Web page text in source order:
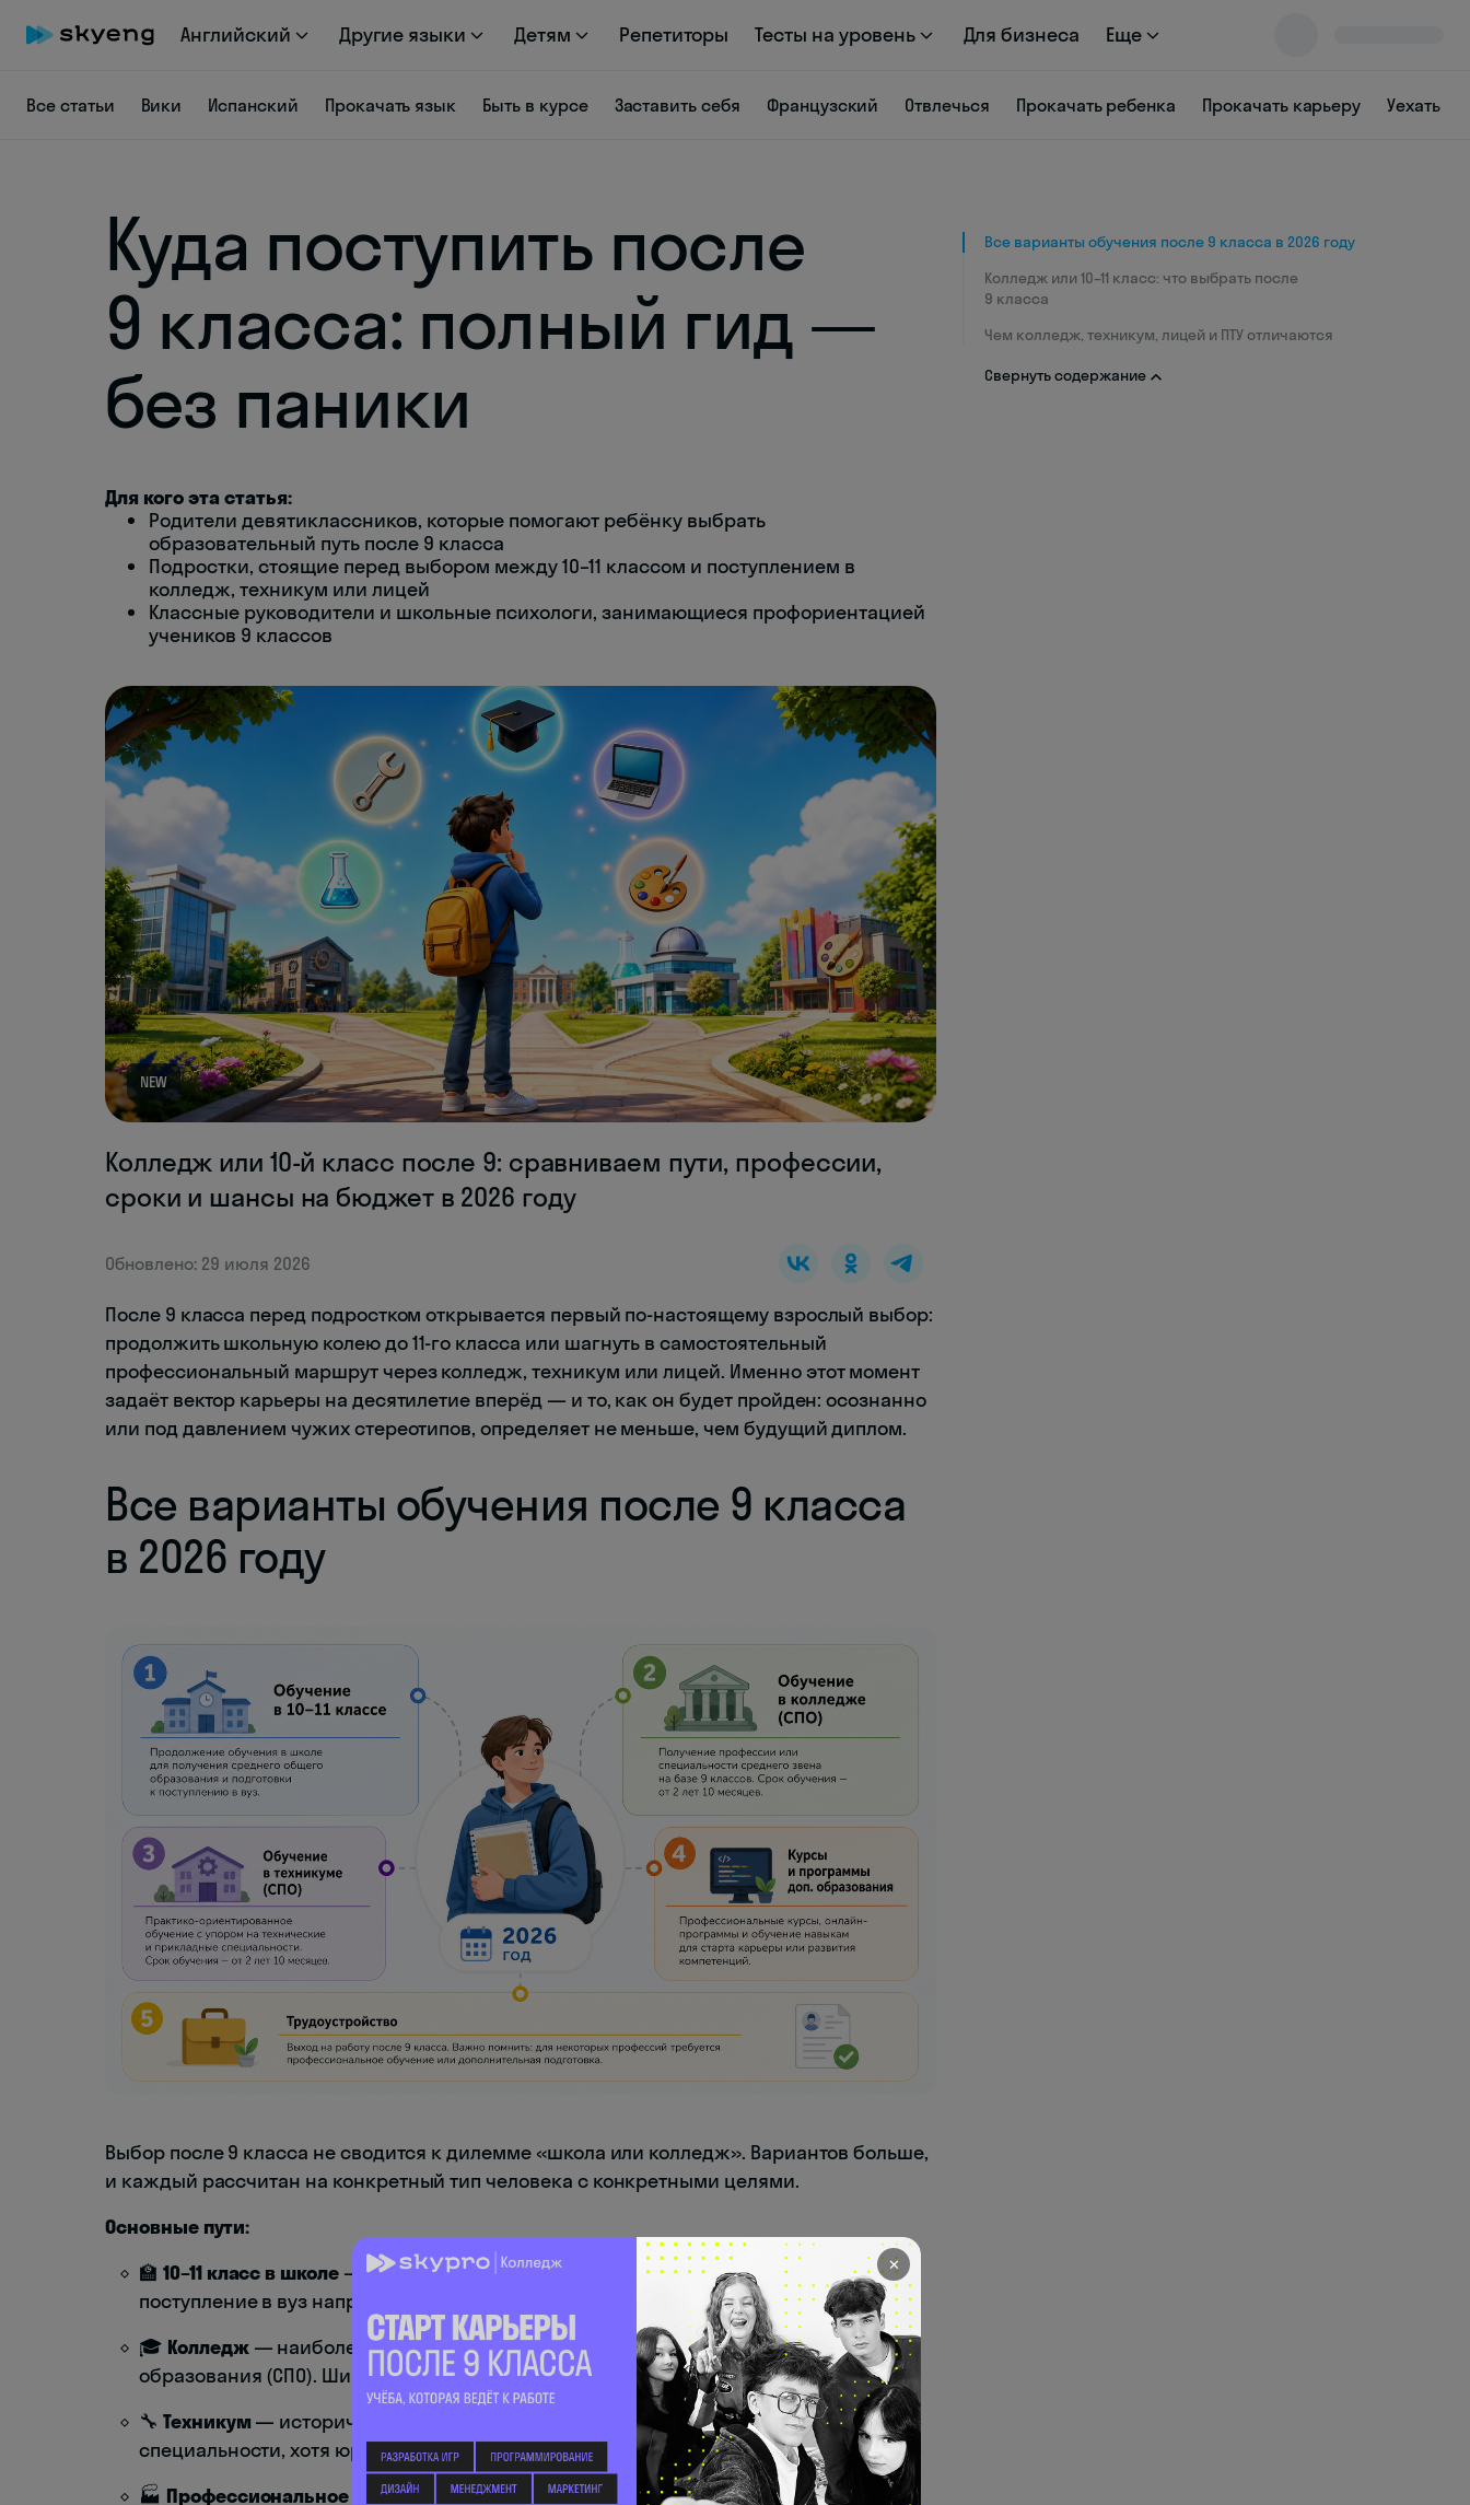
Английский Другие языки Детям Репетиторы Тесты на уровень Для бизнеса Еще
Все статьи Вики Испанский Прокачать язык Быть в курсе Заставить себя Французский Отвлечься Прокачать ребенка Прокачать карьеру Уехать
Куда поступить после
9 класса: полный гид —
без паники
Для кого эта статья:
Родители девятиклассников, которые помогают ребёнку выбрать
образовательный путь после 9 класса
Подростки, стоящие перед выбором между 10–11 классом и поступлением в
колледж, техникум или лицей
Классные руководители и школьные психологи, занимающиеся профориентацией
учеников 9 классов
NEW
Колледж или 10‑й класс после 9: сравниваем пути, профессии,
сроки и шансы на бюджет в 2026 году
Обновлено: 29 июля 2026
После 9 класса перед подростком открывается первый по-настоящему взрослый выбор:
продолжить школьную колею до 11-го класса или шагнуть в самостоятельный
профессиональный маршрут через колледж, техникум или лицей. Именно этот момент
задаёт вектор карьеры на десятилетие вперёд — и то, как он будет пройден: осознанно
или под давлением чужих стереотипов, определяет не меньше, чем будущий диплом.
Все варианты обучения после 9 класса
в 2026 году
Выбор после 9 класса не сводится к дилемме «школа или колледж». Вариантов больше,
и каждый рассчитан на конкретный тип человека с конкретными целями.
Основные пути:
🏫 10–11 класс в школе— продолжение общего образования с прицелом на ЕГЭ и
поступление в вуз напрямую.
🎓 Колледж— наиболее распространённый формат среднего профессионального
образования (СПО). Широкий спектр направлений: от IT до медицины и дизайна.
🔧 Техникум — исторически ориентирован на технические и инженерные
специальности, хотя юридически равнозначен колледжу.
🏭 Профессиональное училище (ПТУ / лицей)— готовит по рабочим
Все варианты обучения после 9 класса в 2026 году
Колледж или 10–11 класс: что выбрать после
9 класса
Чем колледж, техникум, лицей и ПТУ отличаются
Свернуть содержание
✕